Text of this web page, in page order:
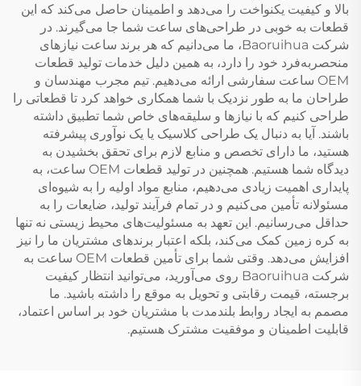
بالا و کیفیت یکنواخت را می‌دهد و اطمینان حاصل می‌کند که این
قطعات به خوبی در طراحی‌های ساعت شما جا می‌گیرند. در
شرکت Baoruihua، ما می‌دانیم که هر برند ساعت نیازهای
منحصربه‌فرد خود را دارد، به همین دلیل خدمات تولید قطعات
OEM ساعت سفارشی ارائه می‌دهیم. تیم مجرب مهندسان و
طراحان ما به طور نزدیک با شما همکاری خواهد کرد تا قطعاتی را
طراحی کنیم که با نیازها و سلیقه‌های خاص شما تطبیق داشته
باشند. آیا به دنبال یک طراحی کلاسیک یا یک نوآوری پیشرفته
هستید، ما دارای تخصص و منابع لازم برای تحقق بخشیدن به
دیدگاه شما هستیم. همچنین در تولید قطعات OEM ساعت، به
پایداری اهمیت زیادی می‌دهیم، منابع مواد اولیه را به شیوه‌ای
مسئولانه تأمین می‌کنیم و در تمام فرآیند تولید، ضایعات را به
حداقل می‌رسانیم. این تعهد به مسئولیت‌های محیط زیستی نه تنها
به کره زمین کمک می‌کند، بلکه اعتبار برندهای مشتریان ما را نیز
افزایش می‌دهد. وقتی شما برای تأمین قطعات OEM ساعت به
شرکت Baoruihua روی می‌آورید، می‌توانید انتظار کیفیت
برجسته، قیمت رقابتی و تحویل به موقع را داشته باشید. ما
مصمم به ایجاد روابط بلندمدت با مشتریان خود بر اساس اعتماد،
قابلیت اطمینان و موفقیت مشترک هستیم.